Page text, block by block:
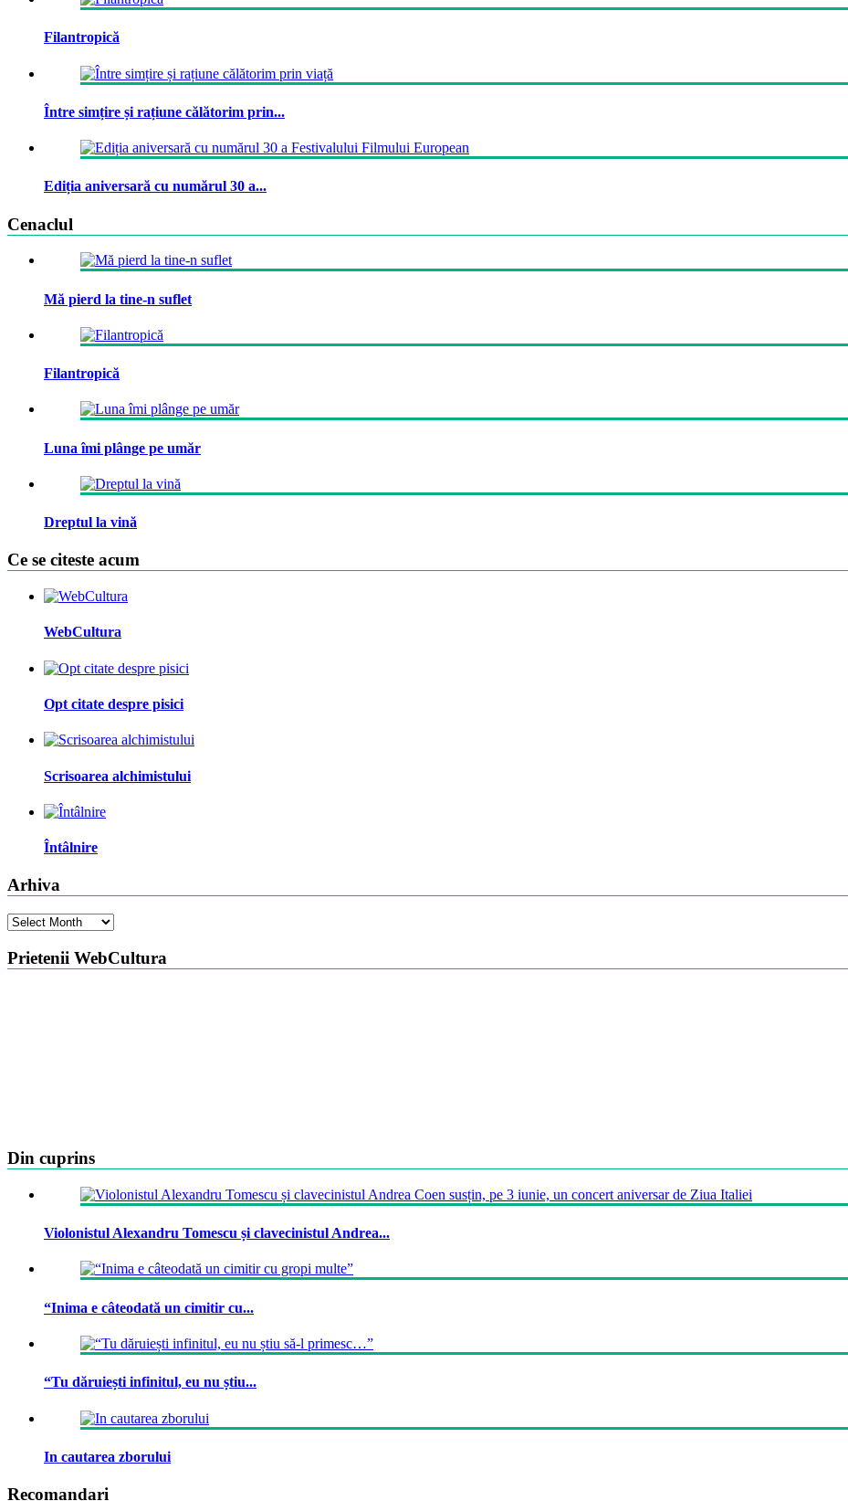
Filantropică
Între simțire și rațiune călătorim prin...
Ediția aniversară cu numărul 30 a...
Cenaclul
Mă pierd la tine-n suflet
Filantropică
Luna îmi plânge pe umăr
Dreptul la vină
Ce se citeste acum
WebCultura
Opt citate despre pisici
Scrisoarea alchimistului
Întâlnire
Arhiva
Arhiva
Prietenii WebCultura
Din cuprins
Violonistul Alexandru Tomescu și clavecinistul Andrea...
“Inima e câteodată un cimitir cu...
“Tu dăruiești infinitul, eu nu știu...
In cautarea zborului
Recomandari